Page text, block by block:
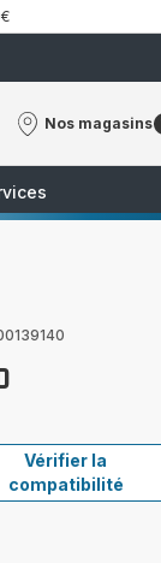
Nos magasins
Nos
Vérifier la
compatibilité